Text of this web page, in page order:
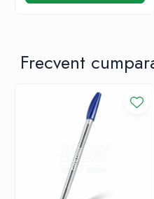
Frecvent